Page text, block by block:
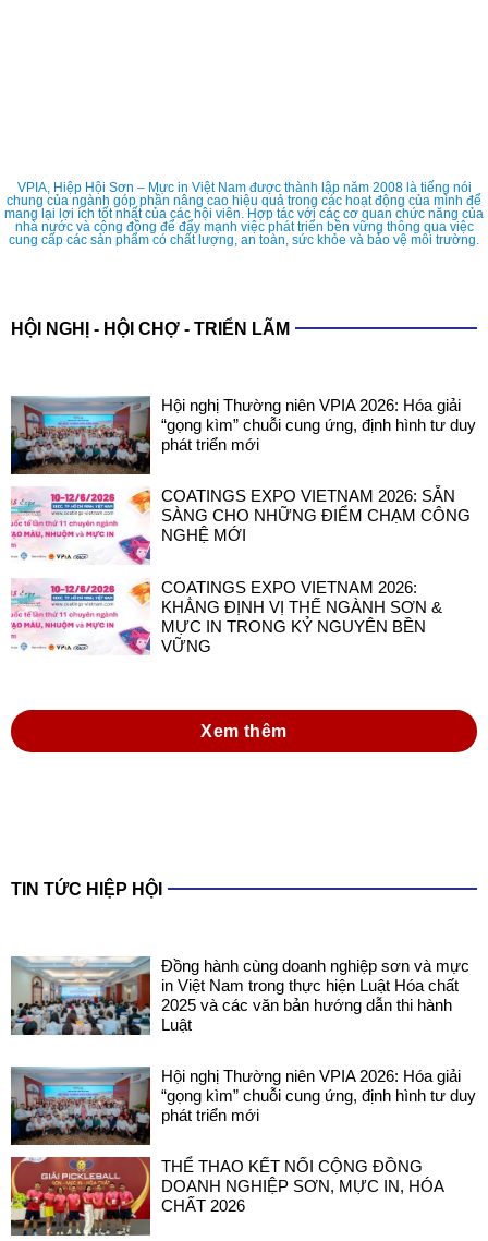
VPIA, Hiệp Hội Sơn – Mực in Việt Nam được thành lập năm 2008 là tiếng nói
chung của ngành góp phần nâng cao hiệu quả trong các hoạt động của mình để
mang lại lợi ích tốt nhất của các hội viên. Hợp tác với các cơ quan chức năng của
nhà nước và cộng đồng để đẩy mạnh việc phát triển bền vững thông qua việc
cung cấp các sản phẩm có chất lượng, an toàn, sức khỏe và bảo vệ môi trường.
HỘI NGHỊ - HỘI CHỢ - TRIỂN LÃM
Hội nghị Thường niên VPIA 2026: Hóa giải
“gọng kìm” chuỗi cung ứng, định hình tư duy
phát triển mới
COATINGS EXPO VIETNAM 2026: SẴN
SÀNG CHO NHỮNG ĐIỂM CHẠM CÔNG
NGHỆ MỚI
COATINGS EXPO VIETNAM 2026:
KHẲNG ĐỊNH VỊ THẾ NGÀNH SƠN &
MỰC IN TRONG KỶ NGUYÊN BỀN
VỮNG
Xem thêm
TIN TỨC HIỆP HỘI
Đồng hành cùng doanh nghiệp sơn và mực
in Việt Nam trong thực hiện Luật Hóa chất
2025 và các văn bản hướng dẫn thi hành
Luật
Hội nghị Thường niên VPIA 2026: Hóa giải
“gọng kìm” chuỗi cung ứng, định hình tư duy
phát triển mới
THỂ THAO KẾT NỐI CỘNG ĐỒNG
DOANH NGHIỆP SƠN, MỰC IN, HÓA
CHẤT 2026